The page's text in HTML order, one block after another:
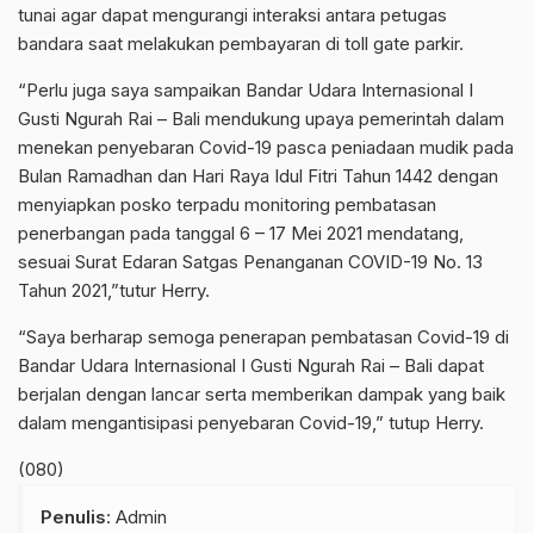
tunai agar dapat mengurangi interaksi antara petugas
bandara saat melakukan pembayaran di toll gate parkir.
“Perlu juga saya sampaikan Bandar Udara Internasional I
Gusti Ngurah Rai – Bali mendukung upaya pemerintah dalam
menekan penyebaran Covid-19 pasca peniadaan mudik pada
Bulan Ramadhan dan Hari Raya Idul Fitri Tahun 1442 dengan
menyiapkan posko terpadu monitoring pembatasan
penerbangan pada tanggal 6 – 17 Mei 2021 mendatang,
sesuai Surat Edaran Satgas Penanganan COVID-19 No. 13
Tahun 2021,”tutur Herry.
“Saya berharap semoga penerapan pembatasan Covid-19 di
Bandar Udara Internasional I Gusti Ngurah Rai – Bali dapat
berjalan dengan lancar serta memberikan dampak yang baik
dalam mengantisipasi penyebaran Covid-19,” tutup Herry.
(080)
Penulis: Admin